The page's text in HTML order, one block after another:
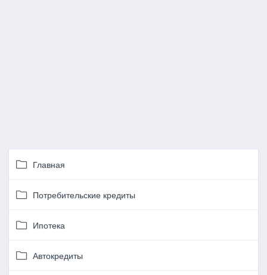
Главная
Потребительские кредиты
Ипотека
Автокредиты